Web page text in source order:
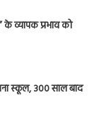
के व्यापक प्रभाव को
स्कूल, 300 साल बाद